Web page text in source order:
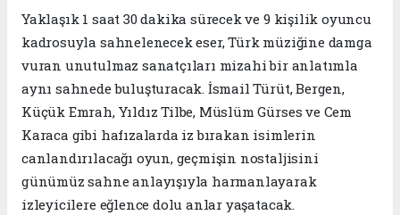
Yaklaşık 1 saat 30 dakika sürecek ve 9 kişilik oyuncu
kadrosuyla sahnelenecek eser, Türk müziğine damga
vuran unutulmaz sanatçıları mizahi bir anlatımla
aynı sahnede buluşturacak. İsmail Türüt, Bergen,
Küçük Emrah, Yıldız Tilbe, Müslüm Gürses ve Cem
Karaca gibi hafızalarda iz bırakan isimlerin
canlandırılacağı oyun, geçmişin nostaljisini
günümüz sahne anlayışıyla harmanlayarak
izleyicilere eğlence dolu anlar yaşatacak.